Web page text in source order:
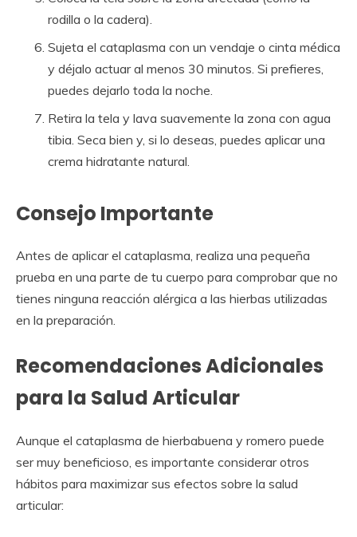
rodilla o la cadera).
Sujeta el cataplasma con un vendaje o cinta médica
y déjalo actuar al menos 30 minutos. Si prefieres,
puedes dejarlo toda la noche.
Retira la tela y lava suavemente la zona con agua
tibia. Seca bien y, si lo deseas, puedes aplicar una
crema hidratante natural.
Consejo Importante
Antes de aplicar el cataplasma, realiza una pequeña
prueba en una parte de tu cuerpo para comprobar que no
tienes ninguna reacción alérgica a las hierbas utilizadas
en la preparación.
Recomendaciones Adicionales
para la Salud Articular
Aunque el cataplasma de hierbabuena y romero puede
ser muy beneficioso, es importante considerar otros
hábitos para maximizar sus efectos sobre la salud
articular: